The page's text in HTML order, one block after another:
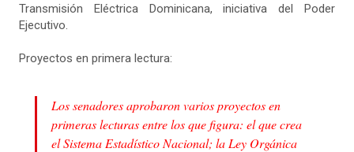
Transmisión Eléctrica Dominicana, iniciativa del Poder
Ejecutivo.
Proyectos en primera lectura:
Los senadores aprobaron varios proyectos en
primeras lecturas entre los que figura: el que crea
el Sistema Estadístico Nacional; la Ley Orgánica